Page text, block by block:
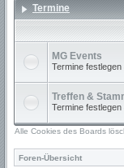
Termine
MG Events
Termine festlegen
Treffen &
Termine festlegen
Alle Cookies des Boards
Foren-Übersicht